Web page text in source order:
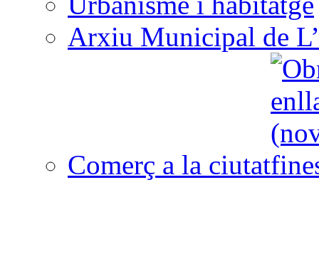
Arxiu Municipal de
Comerç a la ciutat